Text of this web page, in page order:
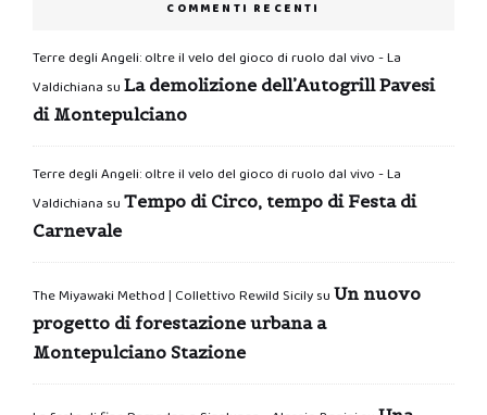
COMMENTI RECENTI
Terre degli Angeli: oltre il velo del gioco di ruolo dal vivo - La
Valdichiana su La demolizione dell’Autogrill Pavesi
di Montepulciano
Terre degli Angeli: oltre il velo del gioco di ruolo dal vivo - La
Valdichiana su Tempo di Circo, tempo di Festa di
Carnevale
The Miyawaki Method | Collettivo Rewild Sicilysu Un nuovo
progetto di forestazione urbana a
Montepulciano Stazione